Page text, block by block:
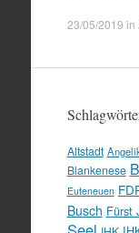
23/05/2019 in
Altstadt
Blankenese
Euteneuen
Busch Fürst